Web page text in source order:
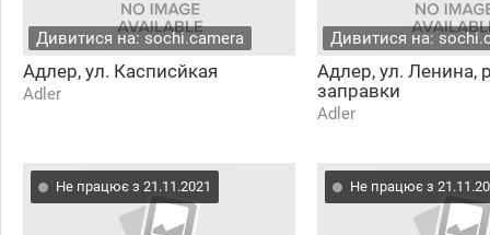
Дивитися на: sochi.camera
Адлер, ул. Касписйкая
Adler
Дивитися на:
Адлер, ул. Ленина,
заправки
Adler
Не працює з 21.11.2021 Не працює з